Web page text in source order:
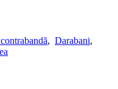
, Darabani,